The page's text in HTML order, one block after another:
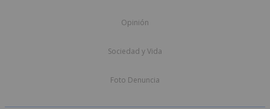
Opinión
Sociedad y Vida
Foto Denuncia